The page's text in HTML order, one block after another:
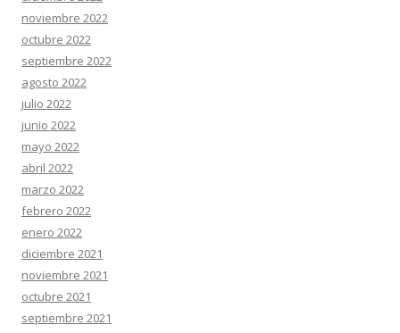
noviembre 2022
octubre 2022
septiembre 2022
agosto 2022
julio 2022
junio 2022
mayo 2022
abril 2022
marzo 2022
febrero 2022
enero 2022
diciembre 2021
noviembre 2021
octubre 2021
septiembre 2021